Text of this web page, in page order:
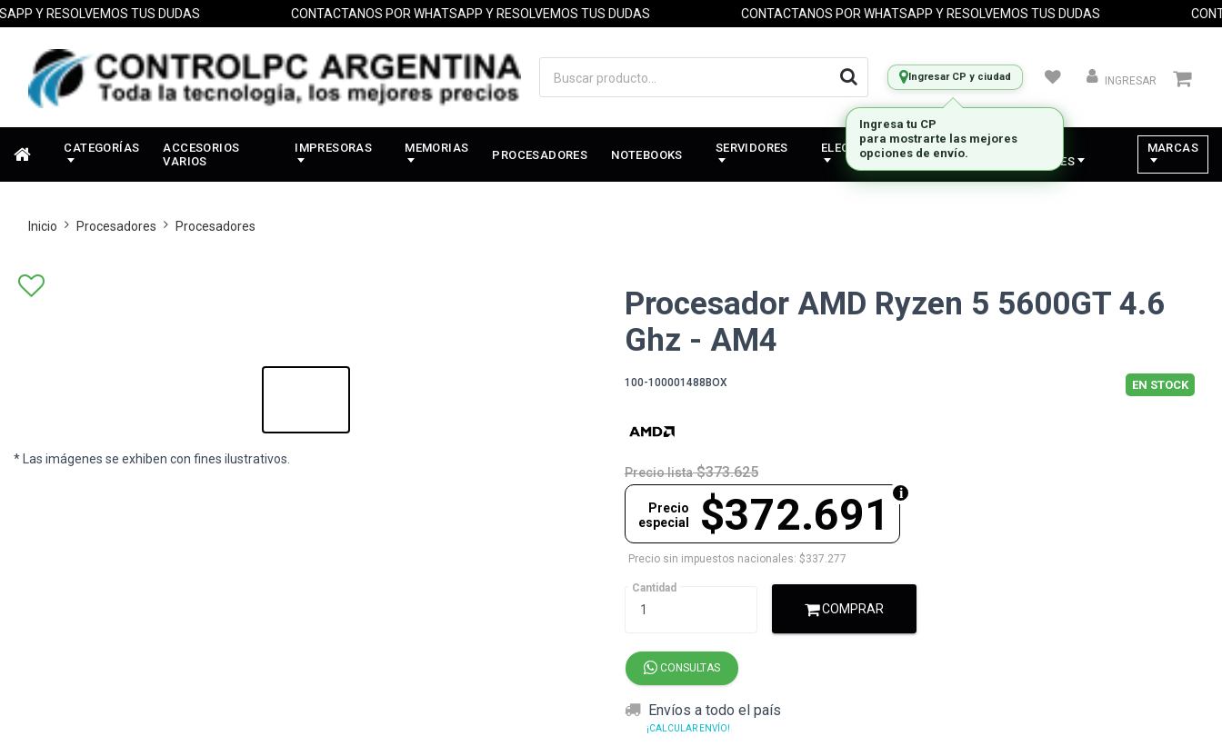
Y RESOLVEMOS TUS DUDAS CONTACTANOS POR WHATSAPP Y RESOLVEMOS TUS DUDAS CONTACTANOS POR WHATSAPP Y RESOLVEMOS TUS DUDAS
Ingresar CP y ciudad INGRESAR
CATEGORÍAS
ACCESORIOS
VARIOS
IMPRESORAS MEMORIAS PROCESADORES NOTEBOOKS SERVIDORES ELECTRODOMESTICOS
VARIOS -
COMPONENTES
MARCAS
Inicio Procesadores Procesadores
* Las imágenes se exhiben con fines ilustrativos.
Procesador AMD Ryzen 5 5600GT 4.6
Ghz - AM4
100-100001488BOX EN STOCK
Precio lista $373.625
$372.691
Precio
especial
Precio sin impuestos nacionales: $337.277
Cantidad
COMPRAR
CONSULTAS
Envíos a todo el país
¡CALCULAR ENVÍO!
Ingresa tu CP
para mostrarte las mejores
opciones de envío.